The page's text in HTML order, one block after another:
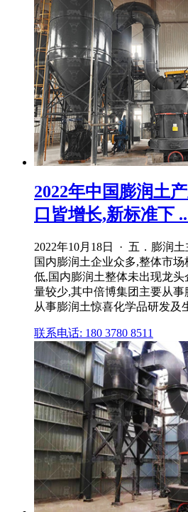
2022年中国膨润土
口皆增长,新标准下
2022年10月18日 · 五．膨润
国内膨润土企业众多,整体市
低,国内膨润土整体未出现龙
量较少,其中倍博集团主要从
从事膨润土惊喜化学品研发及
联系电话: 180 3780 8511